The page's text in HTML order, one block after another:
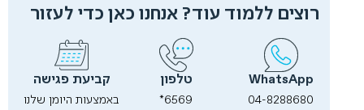
רוצים ללמוד עוד? אנחנו כאן כדי לעזור
WhatsApp
04-8288680
קביעת פגישה
באמצעות היומן שלנו